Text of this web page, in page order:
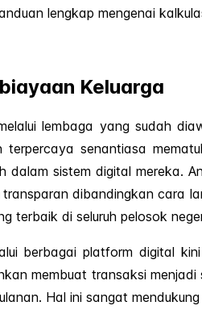
lengkap mengenai
Keluarga
lembaga yang sudah
terpercaya senantiasa
sistem digital mereka.
dibandingkan cara
terbaik di seluruh pelosok
berbagai platform digital
membuat transaksi
Hal ini sangat